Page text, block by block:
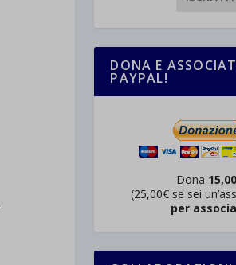
DONA E
PAYPAL!
Dona
(25,00€ se sei
per